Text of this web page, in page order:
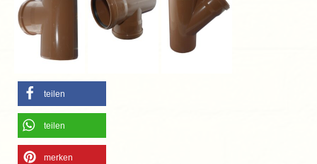
teilen
teilen
merken